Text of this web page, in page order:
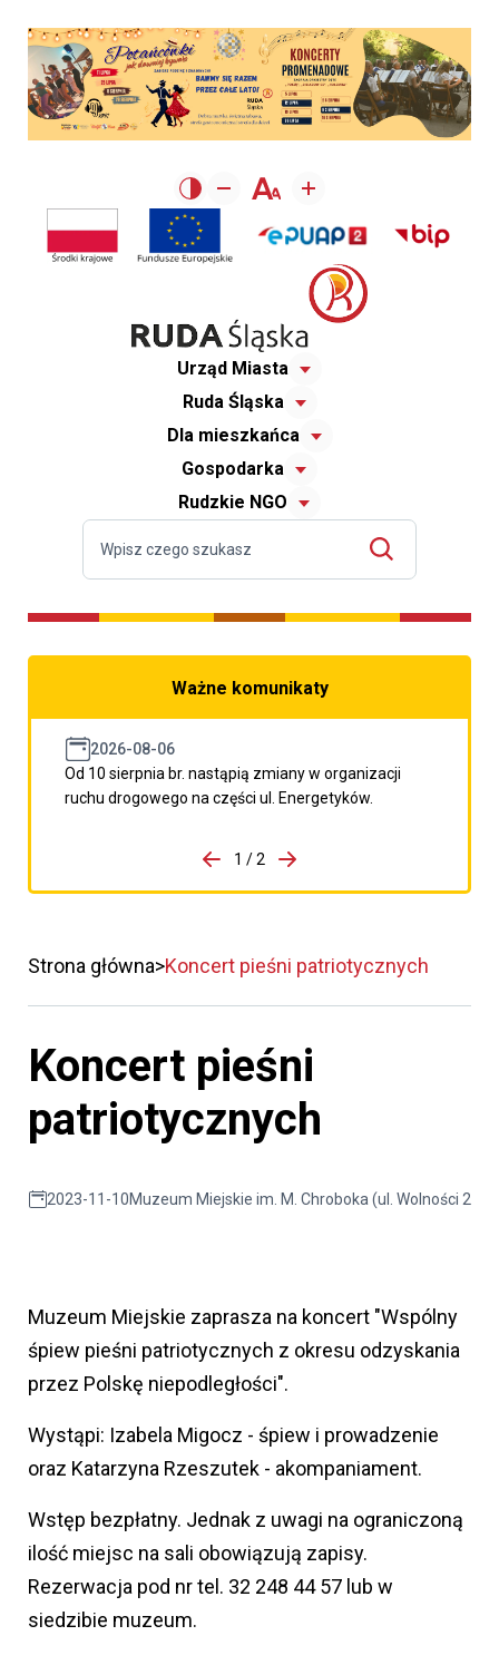
Urząd Miasta
Ruda Śląska
Dla mieszkańca
Gospodarka
Rudzkie NGO
Ważne komunikaty
2026-08-06
Od 10 sierpnia br. nastąpią zmiany w organizacji
ruchu drogowego na części ul. Energetyków.
porzpedniego komunikatu
1 / 2
Przejdź do następnego
Strona główna Koncert pieśni patriotycznych
Koncert pieśni
patriotycznych
2023-11-10Muzeum Miejskie im. M. Chroboka (ul. Wolności 26)
Muzeum Miejskie zaprasza na koncert "Wspólny
śpiew pieśni patriotycznych z okresu odzyskania
przez Polskę niepodległości".
Wystąpi: Izabela Migocz - śpiew i prowadzenie
oraz Katarzyna Rzeszutek - akompaniament.
Wstęp bezpłatny. Jednak z uwagi na ograniczoną
ilość miejsc na sali obowiązują zapisy.
Rezerwacja pod nr tel. 32 248 44 57 lub w
siedzibie muzeum.